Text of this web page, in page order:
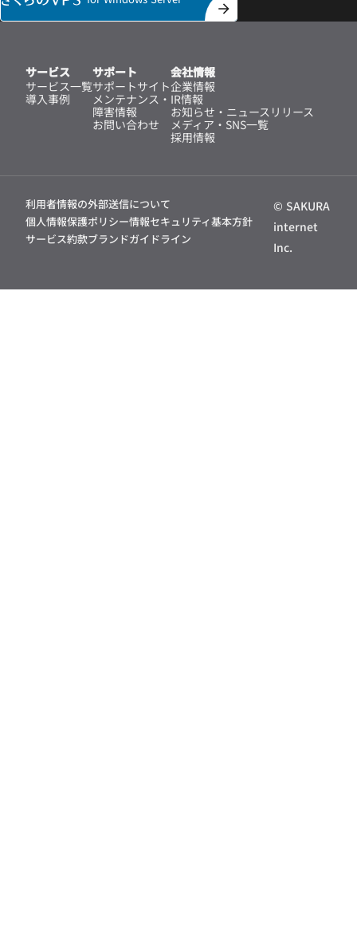
サービス
サービス一覧
導入事例
サポート
サポートサイト
メンテナンス・
障害情報
お問い合わせ
会社情報
企業情報
IR情報
お知らせ・ニュースリリース
メディア・SNS一覧
採用情報
利用者情報の外部送信について
個人情報保護ポリシー情報セキュリティ基本方針
サービス約款ブランドガイドライン
© SAKURA
internet
Inc.